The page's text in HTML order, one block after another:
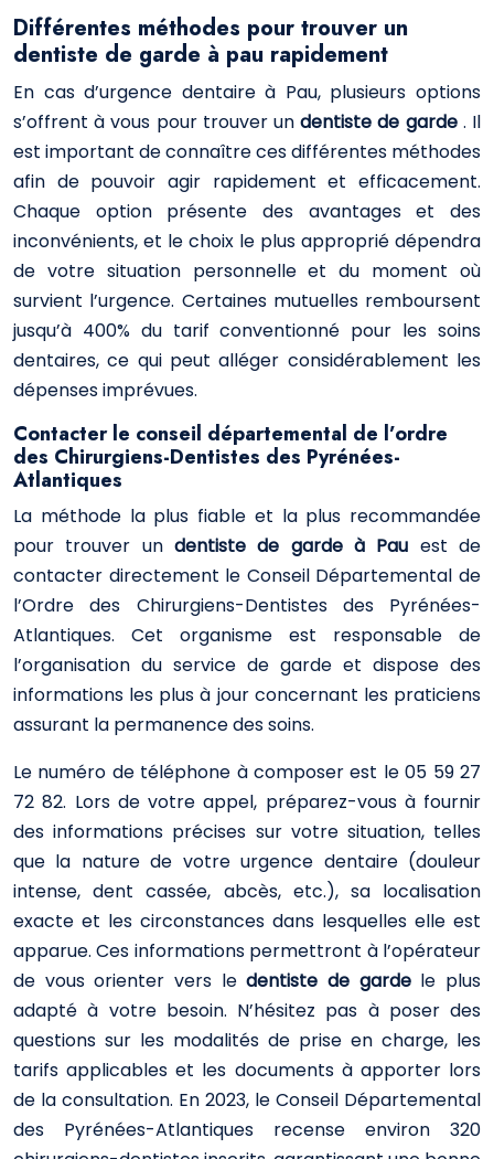
Différentes méthodes pour trouver un
dentiste de garde à pau rapidement
En cas d’urgence dentaire à Pau, plusieurs options
s’offrent à vous pour trouver undentiste de garde . Il
est important de connaître ces différentes méthodes
afin de pouvoir agir rapidement et efficacement.
Chaque option présente des avantages et des
inconvénients, et le choix le plus approprié dépendra
de votre situation personnelle et du moment où
survient l’urgence. Certaines mutuelles remboursent
jusqu’à 400% du tarif conventionné pour les soins
dentaires, ce qui peut alléger considérablement les
dépenses imprévues.
Contacter le conseil départemental de l’ordre
des Chirurgiens-Dentistes des Pyrénées-
Atlantiques
La méthode la plus fiable et la plus recommandée
pour trouver un dentiste de garde à Pau est de
contacter directement le Conseil Départemental de
l’Ordre des Chirurgiens-Dentistes des Pyrénées-
Atlantiques. Cet organisme est responsable de
l’organisation du service de garde et dispose des
informations les plus à jour concernant les praticiens
assurant la permanence des soins.
Le numéro de téléphone à composer est le 05 59 27
72 82. Lors de votre appel, préparez-vous à fournir
des informations précises sur votre situation, telles
que la nature de votre urgence dentaire (douleur
intense, dent cassée, abcès, etc.), sa localisation
exacte et les circonstances dans lesquelles elle est
apparue. Ces informations permettront à l’opérateur
de vous orienter vers ledentiste de garde le plus
adapté à votre besoin. N’hésitez pas à poser des
questions sur les modalités de prise en charge, les
tarifs applicables et les documents à apporter lors
de la consultation. En 2023, le Conseil Départemental
des Pyrénées-Atlantiques recense environ 320